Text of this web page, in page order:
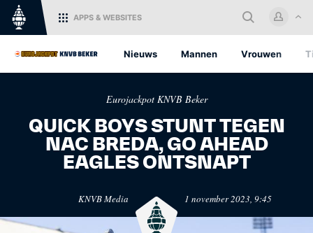
Log in met je KNVB Account of
maak een nieuw KNVB Account
aan.
Inloggen
Registreren
APPS & WEBSITES
Nieuws Mannen Vrouwen
ondersteuning van het
Het officiële kanaal van de
KNVB voor alle Oranjefans.
Eurojackpot KNVB Beker
QUICK BOYS STUNT TEGEN
NAC BREDA, GO AHEAD
EAGLES ONTSNAPT
KNVB Media 1 november 2023, 9:45